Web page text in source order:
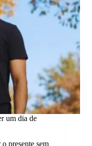
um dia de
presente sem